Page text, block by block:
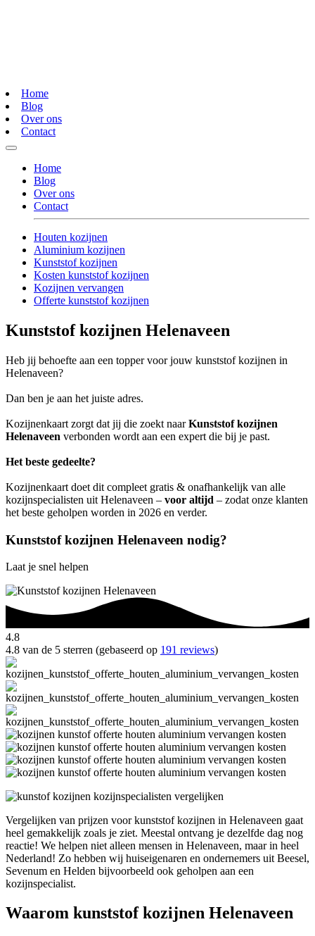
Home
Blog
Over ons
Contact
Home
Blog
Over ons
Contact
Houten kozijnen
Aluminium kozijnen
Kunststof kozijnen
Kosten kunststof kozijnen
Kozijnen vervangen
Offerte kunststof kozijnen
Kunststof kozijnen Helenaveen
Heb jij behoefte aan een topper voor jouw kunststof kozijnen in
Helenaveen?
Dan ben je aan het juiste adres.
Kozijnenkaart zorgt dat jij die zoekt naarKunststof kozijnen
Helenaveen verbonden wordt aan een expert die bij je past.
Het beste gedeelte?
Kozijnenkaart doet dit compleet gratis & onafhankelijk van alle
kozijnspecialisten uit Helenaveen – voor altijd – zodat onze klanten
het beste geholpen worden in 2026 en verder.
Kunststof kozijnen Helenaveen nodig?
Laat je snel helpen
4.8
4.8 van de 5 sterren (gebaseerd op 191 reviews)
Vergelijken van prijzen voor kunststof kozijnen in Helenaveen gaat
heel gemakkelijk zoals je ziet. Meestal ontvang je dezelfde dag nog
reactie! We helpen niet alleen mensen in Helenaveen, maar in heel
Nederland! Zo hebben wij huiseigenaren en ondernemers uit Beesel,
Sevenum en Helden bijvoorbeeld ook geholpen aan een
kozijnspecialist.
Waarom kunststof kozijnen Helenaveen